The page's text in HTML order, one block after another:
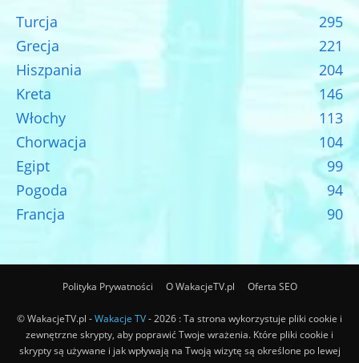
Turcja
295
Grecja
221
Hiszpania
204
Kreta
146
Włochy
113
Chorwacja
104
Egipt
99
Pogoda
94
Francja
90
Polityka Prywatności O WakacjeTV.pl Oferta SEO
© WakacjeTV.pl -Wakacje TV- 2026 : Ta strona wykorzystuje pliki cookie i
zewnętrzne skrypty, aby poprawić Twoje wrażenia. Które pliki cookie i
skrypty są używane i jak wpływają na Twoją wizytę są określone po lewej